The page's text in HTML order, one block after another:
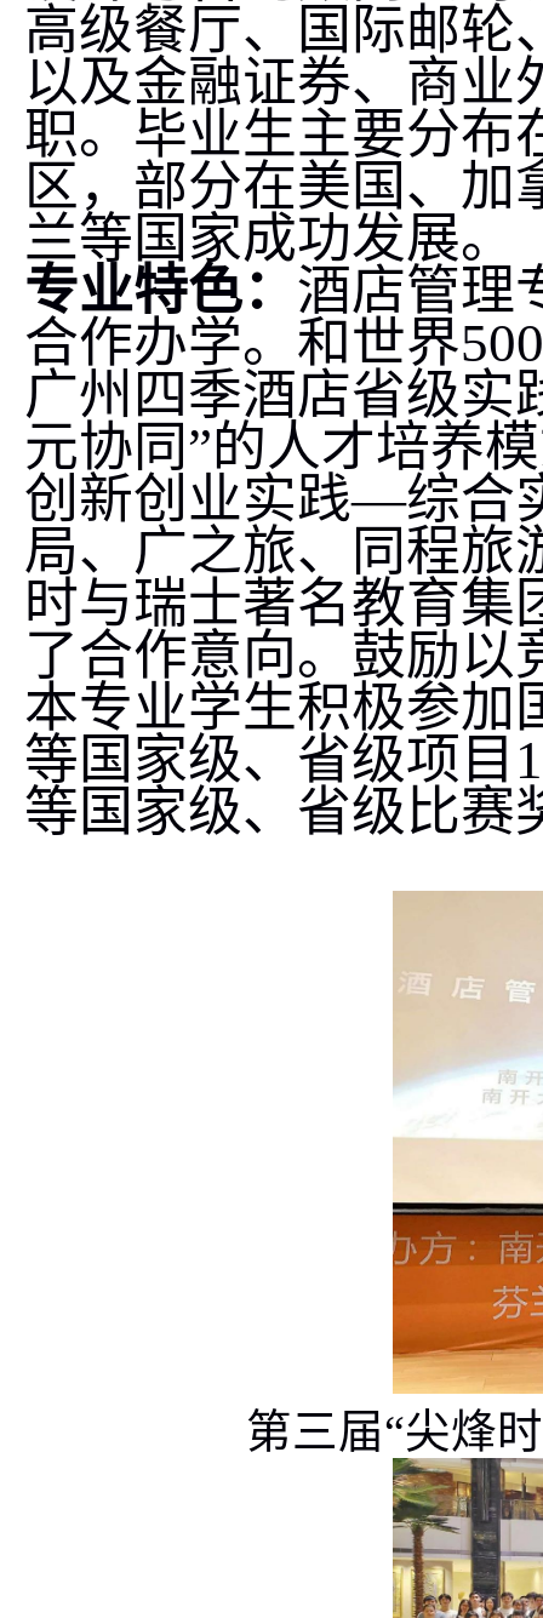
高级餐厅、国际邮轮
以及金融证券、商业
职。毕业生主要分布
区，部分在美国、
兰等国家成功发展。
专业特色： 酒店管理
合作办学。和世界500
广州四季酒店省级实
元协同”的人才培养
创新创业实践—综合
局、广之旅、同程旅
时与瑞士著名教育集
了合作意向。鼓励以
本专业学生积极参加
等国家级、省级项目
等国家级、省级比赛
第三届“尖烽